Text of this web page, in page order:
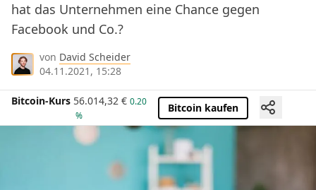
hat das Unternehmen eine Chance gegen
Facebook und Co.?
von David Scheider
04.11.2021, 15:28
Bitcoin-Kurs 56.014,32 € 0.20
%
Bitcoin kaufen